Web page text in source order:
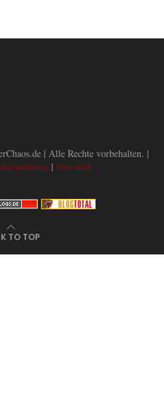
| Alle Rechte vorbehalten. |
| Über mich
TO TOP